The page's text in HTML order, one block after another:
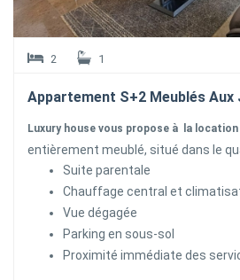
2 1
Luxury house vous propose à la location
entièrement meublé, situé dans le
Jardins de Carthage. Ce bien
salon lumineux une salle à manger
,une cuisine ricchement équipée
d'eau invites
la parti nuit loge une suite parentale
Suite parentale
Chauffage central et
Vue dégagée
Parking en sous-sol
Proximité immédiate des